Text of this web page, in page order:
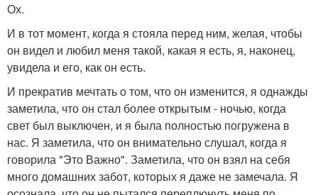
Ох.
И в тот момент, когда я стояла перед ним, желая, чтобы
он видел и любил меня такой, какая я есть, я, наконец,
увидела и его, как он есть.
И прекратив мечтать о том, что он изменится, я однажды
заметила, что он стал более открытым - ночью, когда
свет был выключен, и я была полностью погружена в
нас. Я заметила, что он внимательно слушал, когда я
говорила "Это Важно". Заметила, что он взял на себя
много домашних забот, которых я даже не замечала. Я